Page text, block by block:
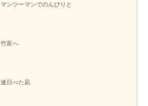
マンツーマンでのんびりと
竹富へ
連日べた凪